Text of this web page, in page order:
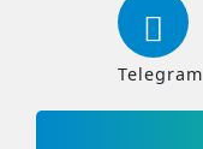
Telegram